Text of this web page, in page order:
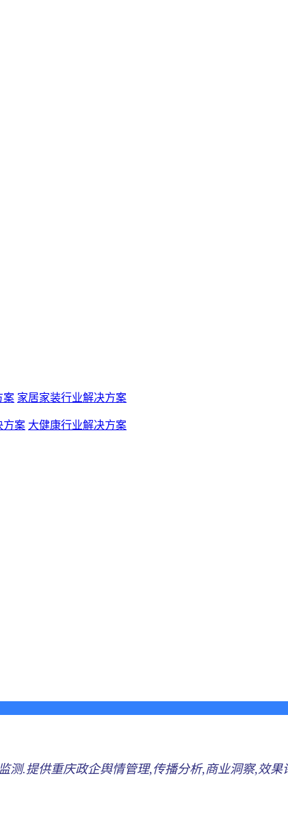
案 家居家装行业解决方案
方案 大健康行业解决方案
.提供重庆政企舆情管理,传播分析,商业洞察,效